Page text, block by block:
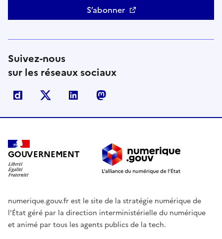
S’abonner
Suivez-nous
sur les réseaux sociaux
Dailymotion Linkedin
GOUVERNEMENT
numerique.gouv.fr est le site de la stratégie numérique de
l’État géré par la direction interministérielle du numérique
et animé par tous les agents publics de la tech.